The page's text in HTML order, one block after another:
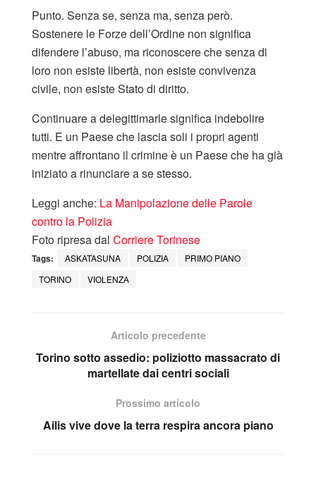
Punto. Senza se, senza ma, senza però.
Sostenere le Forze dell’Ordine non significa
difendere l’abuso, ma riconoscere che senza di
loro non esiste libertà, non esiste convivenza
civile, non esiste Stato di diritto.
Continuare a delegittimarle significa indebolire
tutti. E un Paese che lascia soli i propri agenti
mentre affrontano il crimine è un Paese che ha già
iniziato a rinunciare a se stesso.
Leggi anche: La Manipolazione delle Parole
contro la Polizia
Foto ripresa dal Corriere Torinese
Tags: ASKATASUNA POLIZIA
PRIMO PIANO
TORINO
VIOLENZA
Articolo precedente
Torino sotto assedio: poliziotto massacrato di
martellate dai centri sociali
Prossimo articolo
Ailis vive dove la terra respira ancora piano